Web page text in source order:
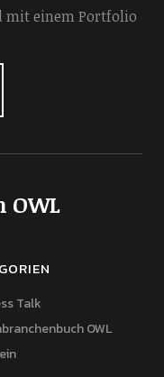
mit einem Portfolio
OWL
Talk
OWL